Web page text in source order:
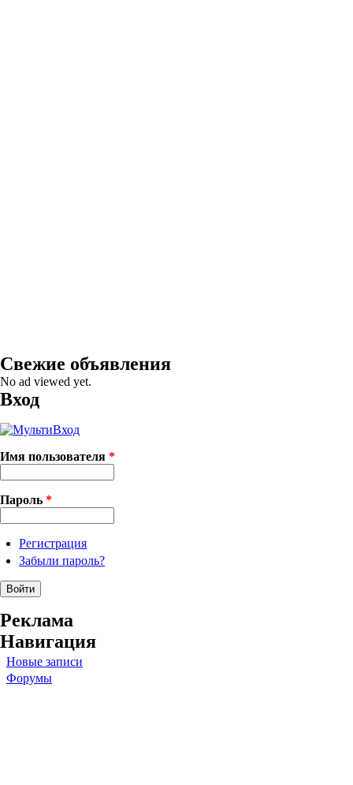
Свежие объявления
No ad viewed yet.
Вход
Имя пользователя *
Пароль *
Регистрация
Забыли пароль?
Реклама
Навигация
Новые записи
Форумы